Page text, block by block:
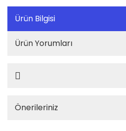
Ürün Bilgisi
Ürün Yorumları
Önerileriniz